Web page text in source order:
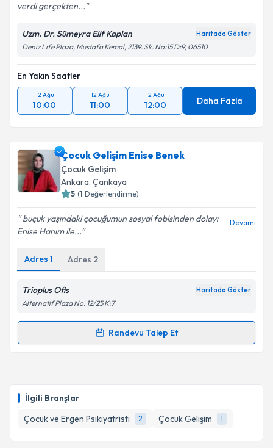
İlgili Branşlar
Çocuk ve Ergen Psikiyatristi
2 Çocuk Gelişim 1
verdi gerçekten...
Uzm. Dr. Sümeyra Elif Kaplan Haritada Göster
Deniz Life Plaza, Mustafa Kemal, 2139. Sk. No:15 D:9, 06510
En Yakın Saatler
12 Ağu
10:00
12 Ağu
11:00
12 Ağu
12:00 Daha Fazla
Çocuk Gelişim Enise Benek
Çocuk Gelişim
Ankara, Çankaya
5 (1 Değerlendirme)
buçuk yaşındaki çocuğumun sosyal fobisinden dolayı
Enise Hanım ile...
Devamı
Adres 1 Adres 2
Trioplus Ofis Haritada Göster
Alternatif Plaza No: 12/25 K:7
Randevu Talep Et
Randevu Takvimi Talebi
için bir takvim hazırlandığında e-posta ile
bilgilendireceğiz.
E-posta Adresiniz